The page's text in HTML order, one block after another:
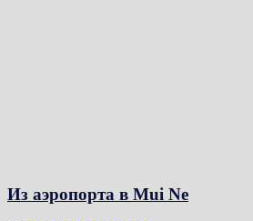
Из аэропорта в Mui Ne